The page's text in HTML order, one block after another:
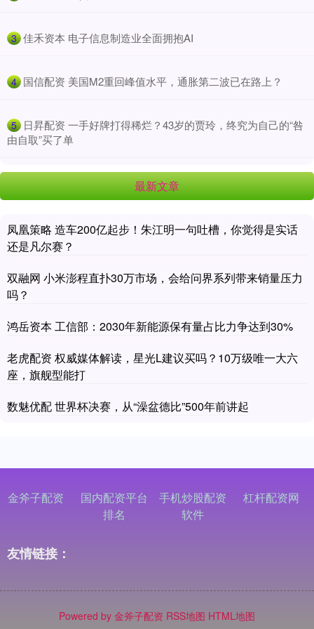
3 ​佳禾资本 电子信息制造业全面拥抱AI
4 ​国信配资 美国M2重回峰值水平，通胀第二波已在路上？
5 ​日昇配资 一手好牌打得稀烂？43岁的贾玲，终究为自己的“咎
由自取”买了单
最新文章
凤凰策略 造车200亿起步！朱江明一句吐槽，你觉得是实话
还是凡尔赛？
双融网 小米澎程直扑30万市场，会给问界系列带来销量压力
吗？
鸿岳资本 工信部：2030年新能源保有量占比力争达到30%
老虎配资 权威媒体解读，星光L建议买吗？10万级唯一大六
座，旗舰型能打
数魅优配 世界杯决赛，从“澡盆德比”500年前讲起
金斧子配资
国内配资平台
排名
手机炒股配资
软件
杠杆配资网
友情链接：
Powered by 金斧子配资 RSS地图 HTML地图